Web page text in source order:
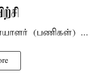
(பணிகள்) ...